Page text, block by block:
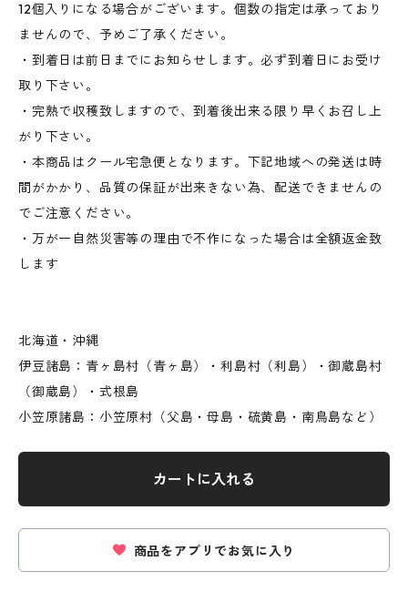
12個入りになる場合がございます。個数の指定は承っており
ませんので、予めご了承ください。
・到着日は前日までにお知らせします。必ず到着日にお受け
取り下さい。
・完熟で収穫致しますので、到着後出来る限り早くお召し上
がり下さい。
・本商品はクール宅急便となります。下記地域への発送は時
間がかかり、品質の保証が出来きない為、配送できませんの
でご注意ください。
・万が一自然災害等の理由で不作になった場合は全額返金致
します
北海道・沖縄
伊豆諸島：青ヶ島村（青ヶ島）・利島村（利島）・御蔵島村
（御蔵島）・式根島
小笠原諸島：小笠原村（父島・母島・硫黄島・南鳥島など）
カートに入れる
商品をアプリでお気に入り